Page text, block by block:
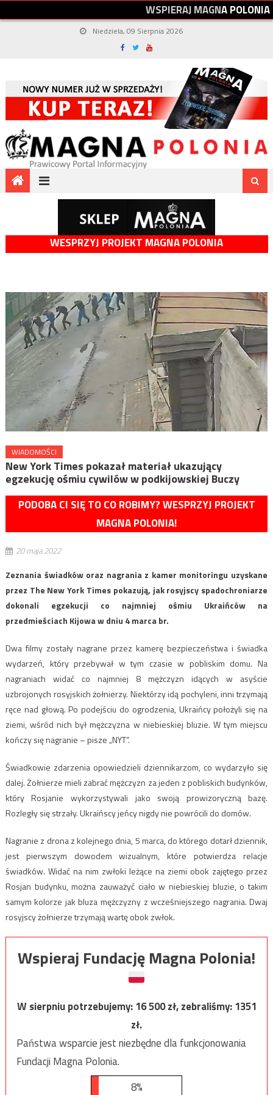
WSPIERAJMAGNAPOLONIA
Niedziela, 09 Sierpnia 2026
WESPRZYJ PROJEKT MAGNA POLONIA
WIADOMOŚCI
New York Times pokazał materiał ukazujący
egzekucję ośmiu cywilów w podkijowskiej Buczy
PODOBA CI SIĘ TO CO ROBIMY? WESPRZYJ PROJEKT
MAGNA POLONIA!
20 maja 2022
Zeznania świadków oraz nagrania z kamer monitoringu uzyskane
przez The New York Times pokazują, jak rosyjscy spadochroniarze
dokonali egzekucji co najmniej ośmiu Ukraińców na
przedmieściach Kijowa w dniu 4 marca br.
Dwa filmy zostały nagrane przez kamerę bezpieczeństwa i świadka
wydarzeń, który przebywał w tym czasie w pobliskim domu. Na
nagraniach widać co najmniej 8 mężczyzn idących w asyście
uzbrojonych rosyjskich żołnierzy. Niektórzy idą pochyleni, inni trzymają
ręce nad głową. Po podejściu do ogrodzenia, Ukraińcy położyli się na
ziemi, wśród nich był mężczyzna w niebieskiej bluzie. W tym miejscu
kończy się nagranie – pisze „NYT”.
Świadkowie zdarzenia opowiedzieli dziennikarzom, co wydarzyło się
dalej. Żołnierze mieli zabrać mężczyzn za jeden z pobliskich budynków,
który Rosjanie wykorzystywali jako swoją prowizoryczną bazę.
Rozległy się strzały. Ukraińscy jeńcy nigdy nie powrócili do domów.
Nagranie z drona z kolejnego dnia, 5 marca, do którego dotarł dziennik,
jest pierwszym dowodem wizualnym, które potwierdza relacje
świadków. Widać na nim zwłoki leżące na ziemi obok zajętego przez
Rosjan budynku, można zauważyć ciało w niebieskiej bluzie, o takim
samym kolorze jak bluza mężczyzny z wcześniejszego nagrania. Dwaj
rosyjscy żołnierze trzymają wartę obok zwłok.
Wspieraj Fundację Magna Polonia!
W sierpniu potrzebujemy:16 500zł, zebraliśmy:1351
zł.
Państwa wsparcie jest niezbędne dla funkcjonowania
Fundacji Magna Polonia.
8%